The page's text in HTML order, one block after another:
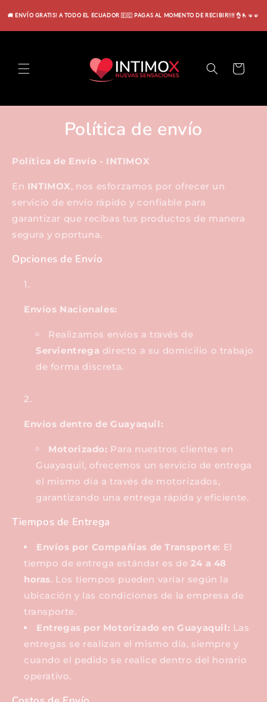
🚚 ENVÍO GRATIS! A TODO EL ECUADOR 🇪🇨 PAGAS AL MOMENTO DE RECIBIR!!!! 👌🫰🤜🤛
directamente
Carrito
Política de envío
Política de Envío - INTIMOX
En INTIMOX, nos esforzamos por ofrecer un
servicio de envío rápido y confiable para
garantizar que recibas tus productos de manera
segura y oportuna.
Opciones de Envío
Envíos Nacionales:
Realizamos envíos a través de
Servientrega directo a su domicilio o trabajo
de forma discreta.
Envíos dentro de Guayaquil:
Motorizado: Para nuestros clientes en
Guayaquil, ofrecemos un servicio de entrega
el mismo día a través de motorizados,
garantizando una entrega rápida y eficiente.
Tiempos de Entrega
Envíos por Compañías de Transporte: El
tiempo de entrega estándar es de 24 a 48
horas. Los tiempos pueden variar según la
ubicación y las condiciones de la empresa de
transporte.
Entregas por Motorizado en Guayaquil: Las
entregas se realizan el mismo día, siempre y
cuando el pedido se realice dentro del horario
operativo.